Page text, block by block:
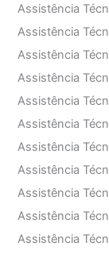
Assistência
Assistência
Assistência
Assistência
Assistência
Assistência
Assistência
Assistência
Assistência
Assistência
Assistência